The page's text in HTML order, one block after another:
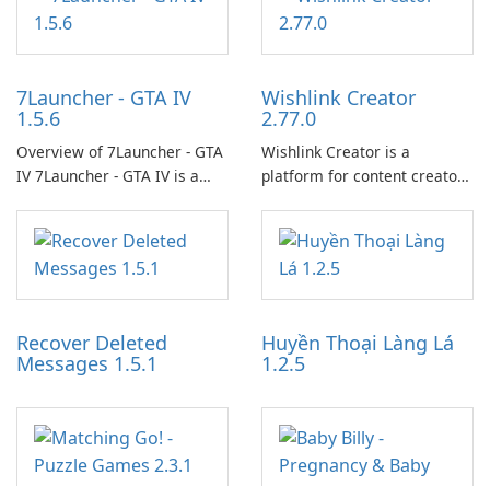
7Launcher - GTA IV
1.5.6
Overview of 7Launcher - GTA
IV 7Launcher - GTA IV is a
application designed to
optimize the gaming
experience for Grand Theft
Auto IV.
Wishlink Creator
2.77.0
Wishlink Creator is a
platform for content creators
work through built-in brand
partnerships and integrated
tools for content distribution
and audience engagement.
Recover Deleted
Messages 1.5.1
Huyền Thoại Làng Lá
1.2.5